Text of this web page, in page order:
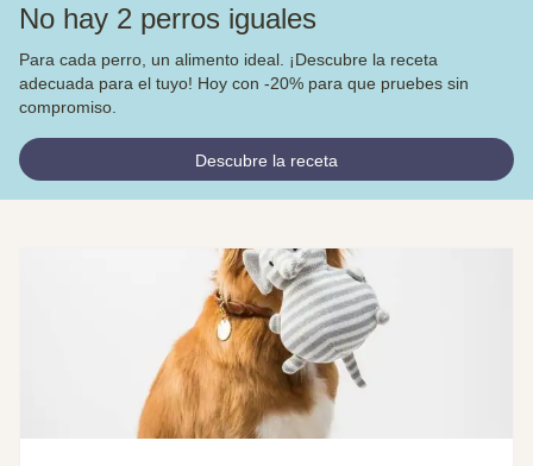
No hay 2 perros iguales
Para cada perro, un alimento ideal. ¡Descubre la receta
adecuada para el tuyo! Hoy con -20% para que pruebes sin
compromiso.
Descubre la receta